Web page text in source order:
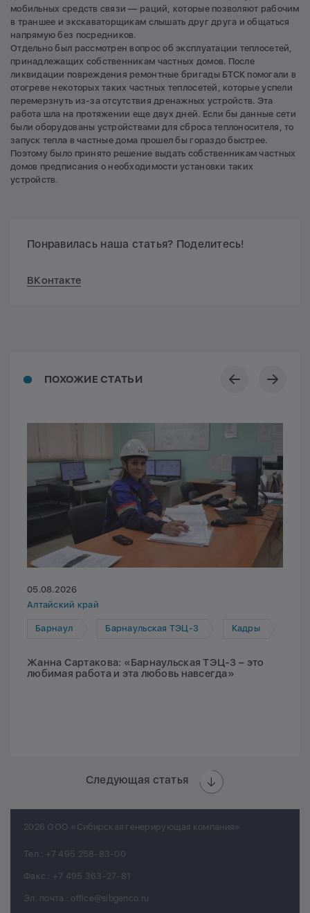
мобильных средств связи — раций, которые позволяют рабочим
в траншее и экскаваторщикам слышать друг друга и общаться
напрямую без посредников.
Отдельно был рассмотрен вопрос об эксплуатации теплосетей,
принадлежащих собственникам частных домов. После
ликвидации повреждения ремонтные бригады БТСК помогали в
отогреве некоторых таких частных теплосетей, которые успели
перемерзнуть из-за отсутствия дренажных устройств. Эта
работа шла на протяжении еще двух дней. Если бы данные сети
были оборудованы устройствами для сброса теплоносителя, то
запуск тепла в частные дома прошел бы гораздо быстрее.
Поэтому было принято решение выдать собственникам частных
домов предписания о необходимости установки таких
устройств.
Понравилась наша статья? Поделитесь!
ВКонтакте
ПОХОЖИЕ СТАТЬИ
05.08.2026
Алтайский край
Барнаул Барнаульская ТЭЦ-3 Кадры
Жанна Сартакова: «Барнаульская ТЭЦ-3 – это
любимая работа и эта любовь навсегда»
Следующая статья
2026 ООО «Сибирская генерирующая компания»
Тел.: +7 495 258-83-00
Факс.: +7 495 363-27-81
Эл. почта.: office@sibgenco.ru